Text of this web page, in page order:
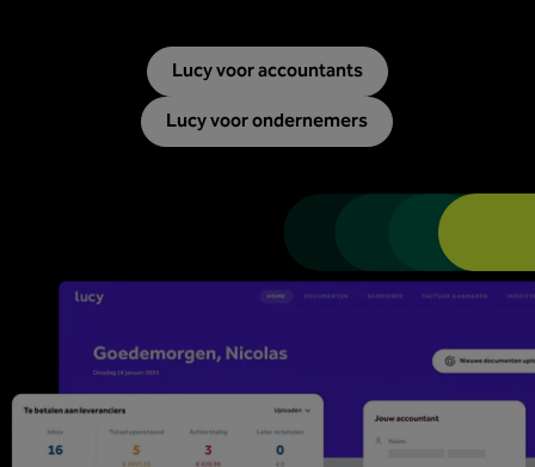
Lucy voor accountants
Lucy voor ondernemers